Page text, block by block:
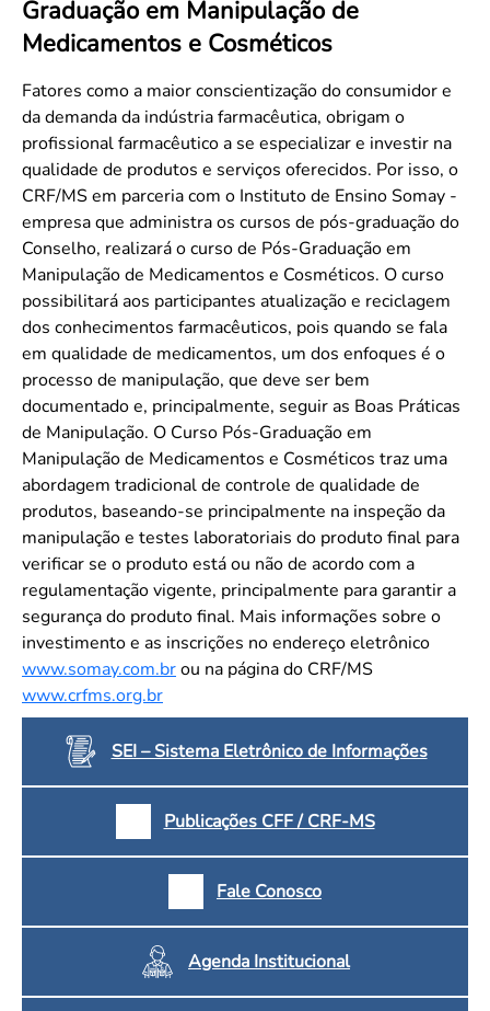
Convenção Coletiva 2025/2026 – Piso salarial Farmácias e Drogaria
Consulta de Farmacêuticos e Estabelecimentos Inscritos no CRF/MS
Saúde Pública e Indígena
Calendário Eleitoral
Candidatos
Votação
Dúvidas Frequentes
Eleições Anteriores
Graduação em Manipulação de
Medicamentos e Cosméticos
Fatores como a maior conscientização do consumidor e
da demanda da indústria farmacêutica, obrigam o
profissional farmacêutico a se especializar e investir na
qualidade de produtos e serviços oferecidos. Por isso, o
CRF/MS em parceria com o Instituto de Ensino Somay -
empresa que administra os cursos de pós-graduação do
Conselho, realizará o curso de Pós-Graduação em
Manipulação de Medicamentos e Cosméticos. O curso
possibilitará aos participantes atualização e reciclagem
dos conhecimentos farmacêuticos, pois quando se fala
em qualidade de medicamentos, um dos enfoques é o
processo de manipulação, que deve ser bem
documentado e, principalmente, seguir as Boas Práticas
de Manipulação. O Curso Pós-Graduação em
Manipulação de Medicamentos e Cosméticos traz uma
abordagem tradicional de controle de qualidade de
produtos, baseando-se principalmente na inspeção da
manipulação e testes laboratoriais do produto final para
verificar se o produto está ou não de acordo com a
regulamentação vigente, principalmente para garantir a
segurança do produto final. Mais informações sobre o
investimento e as inscrições no endereço eletrônico
www.somay.com.brou na página do CRF/MS
www.crfms.org.br
SEI – Sistema Eletrônico de Informações
Publicações CFF / CRF-MS
Fale Conosco
Agenda Institucional